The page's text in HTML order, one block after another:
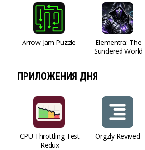
Arrow Jam Puzzle
Elementra: The
Sundered World
ПРИЛОЖЕНИЯ ДНЯ
CPU Throttling Test
Redux
Orgzly Revived